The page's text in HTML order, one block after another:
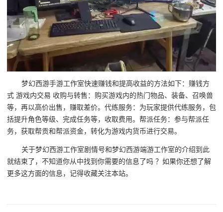
梦幻西游手游工作室快速赚钱和提高收益的方法如下：赚钱方
式 游戏内交易 收购与转售：购买游戏内的热门物品、装备、召唤兽
等，再以高价出售，赚取差价。代练服务：为玩家提供代练服务，包
括提升角色等级、完成任务等，收取费用。帮派任务：参与帮派任
务，获取帮贡和帮派资金，转化为游戏内货币进行交易。
关于梦幻西游工作室剧情号和梦幻西游端游工作室的介绍到此
就结束了，不知道你从中找到你需要的信息了吗 ？如果你还想了解
更多这方面的信息，记得收藏关注本站。